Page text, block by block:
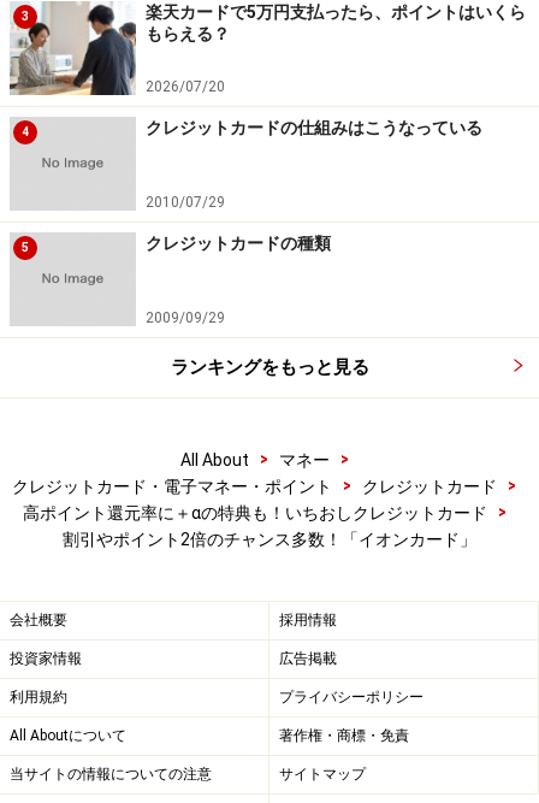
3
楽天カードで5万円支払ったら、ポイントはいくら
もらえる？
2026/07/20
4 クレジットカードの仕組みはこうなっている
2010/07/29
5 クレジットカードの種類
2009/09/29
ランキングをもっと見る
All About > マネー
>
クレジットカード・電子マネー・ポイント
> クレジットカード
>
高ポイント還元率に＋αの特典も！いちおしクレジットカード
>
割引やポイント2倍のチャンス多数！「イオンカード」
会社概要 採用情報
投資家情報 広告掲載
利用規約 プライバシーポリシー
All Aboutについて 著作権・商標・免責
当サイトの情報についての注意 サイトマップ